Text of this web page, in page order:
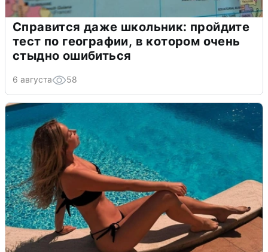
Справится даже школьник: пройдите
тест по географии, в котором очень
стыдно ошибиться
6 августа 58